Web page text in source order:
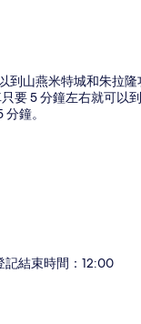
到山燕米特城和朱拉
要 5 分鐘左右就可以
鐘。
記結束時間：12:00